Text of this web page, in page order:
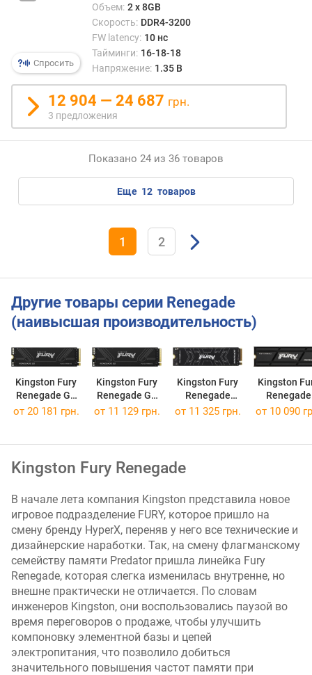
Спросить
Объем: 2 x 8GB
Скорость: DDR4-3200
FW latency: 10 нс
Тайминги: 16-18-18
Напряжение: 1.35 В
12 904 — 24 687 грн.
3 предложения
Показано 24 из 36 товаров
еще 12 товаров
1 2
Другие товары серии Renegade
(наивысшая производительность)
Kingston Fury
Renegade G5
SFYR2S/2T0
Kingston Fury
Renegade G5
SFYR2S/1T0
Kingston Fury
Renegade
SFYRS/1000G
Kingston
Renegade
SFYRSK/
от 20 181 грн. от 11 129 грн. от 11 325 грн. от 10 090
Kingston Fury Renegade
В начале лета компания Kingston представила новое
игровое подразделение FURY, которое пришло на
смену бренду HyperX, переняв у него все технические и
дизайнерские наработки. Так, на смену флагманскому
семейству памяти Predator пришла линейка Fury
Renegade, которая слегка изменилась внутренне, но
внешне практически не отличается. По словам
инженеров Kingston, они воспользовались паузой во
время переговоров о продаже, чтобы улучшить
компоновку элементной базы и цепей
электропитания, что позволило добиться
значительного повышения частот памяти при